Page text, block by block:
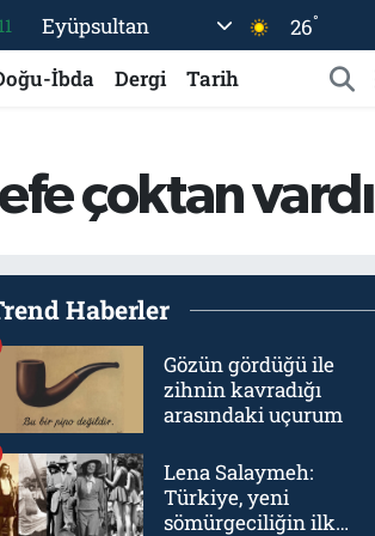
Eyüpsultan 26°
İbda Dergi Tarih
çoktan vardı
Haberler
Gözün gördüğü ile
zihnin kavradığı
arasındaki uçurum
Lena Salaymeh:
Türkiye, yeni
sömürgeciliğin ilk